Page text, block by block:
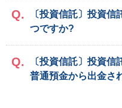
〔投資信託〕投資
つですか?
〔投資信託〕投資
普通預金から出金さ